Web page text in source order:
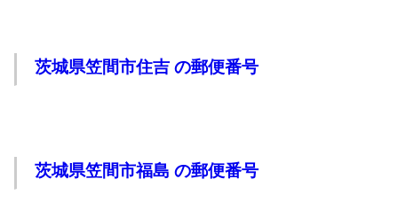
茨城県笠間市住吉 の郵便番号
茨城県笠間市福島 の郵便番号